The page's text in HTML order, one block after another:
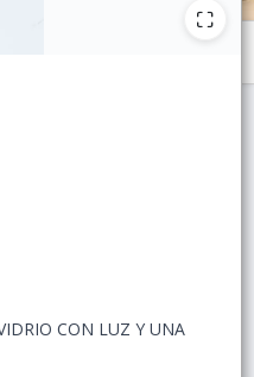
CON LUZ Y UNA